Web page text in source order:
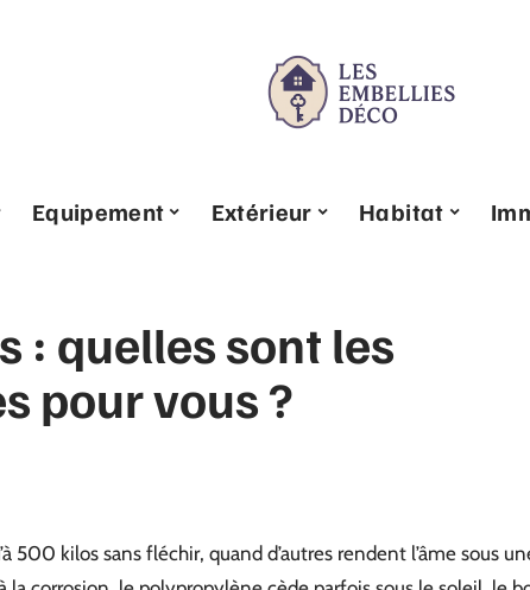
Equipement Extérieur Habitat
: quelles sont les
pour vous ?
500 kilos sans fléchir, quand d’autres rendent l’âme sous